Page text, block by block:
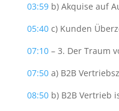
03:59b) Akquise auf
05:40c) Kunden
07:10– 3. Der Traum
07:50a) B2B
08:50b) B2B Vertrieb